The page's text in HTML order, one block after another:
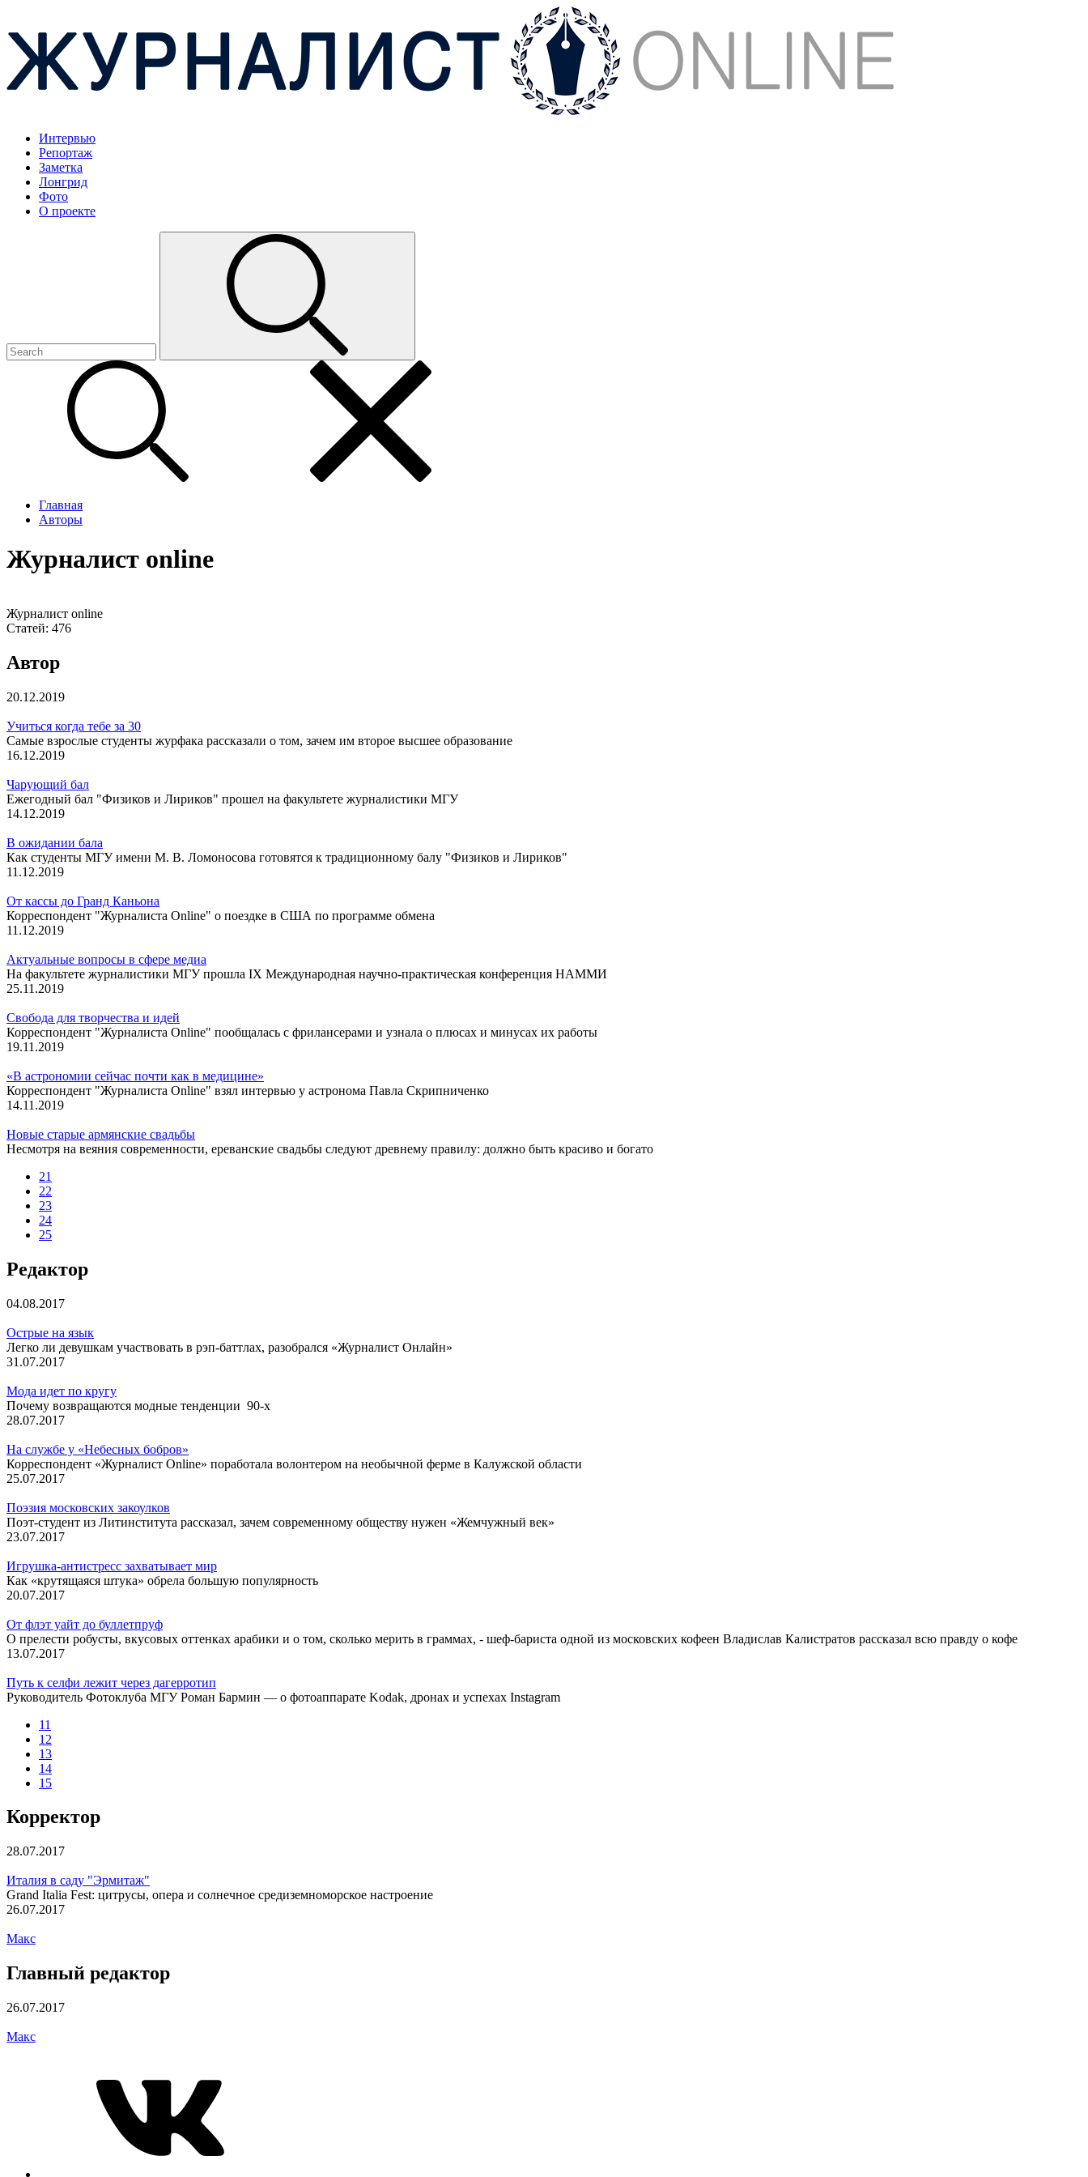
Интервью
Репортаж
Заметка
Лонгрид
Фото
О проекте
Главная
Авторы
Журналист online
Журналист online
Статей: 476
Автор
20.12.2019
Учиться когда тебе за 30
Самые взрослые студенты журфака рассказали о том, зачем им второе высшее образование
16.12.2019
Чарующий бал
Ежегодный бал "Физиков и Лириков" прошел на факультете журналистики МГУ
14.12.2019
В ожидании бала
Как студенты МГУ имени М. В. Ломоносова готовятся к традиционному балу "Физиков и Лириков"
11.12.2019
От кассы до Гранд Каньона
Корреспондент "Журналиста Online" о поездке в США по программе обмена
11.12.2019
Актуальные вопросы в сфере медиа
На факультете журналистики МГУ прошла IX Международная научно-практическая конференция НАММИ
25.11.2019
Свобода для творчества и идей
Корреспондент "Журналиста Online" пообщалась с фрилансерами и узнала о плюсах и минусах их работы
19.11.2019
«В астрономии сейчас почти как в медицине»
Корреспондент "Журналиста Online" взял интервью у астронома Павла Скрипниченко
14.11.2019
Новые старые армянские свадьбы
Несмотря на веяния современности, ереванские свадьбы следуют древнему правилу: должно быть красиво и богато
21
22
23
24
25
Редактор
04.08.2017
Острые на язык
Легко ли девушкам участвовать в рэп-баттлах, разобрался «Журналист Онлайн»
31.07.2017
Мода идет по кругу
Почему возвращаются модные тенденции 90-х
28.07.2017
На службе у «Небесных бобров»
Корреспондент «Журналист Online» поработала волонтером на необычной ферме в Калужской области
25.07.2017
Поэзия московских закоулков
Поэт-студент из Литинститута рассказал, зачем современному обществу нужен «Жемчужный век»
23.07.2017
Игрушка-антистресс захватывает мир
Как «крутящаяся штука» обрела большую популярность
20.07.2017
От флэт уайт до буллетпруф
О прелести робусты, вкусовых оттенках арабики и о том, сколько мерить в граммах, - шеф-бариста одной из московских кофеен Владислав Калистратов рассказал всю правду о кофе
13.07.2017
Путь к селфи лежит через дагерротип
Руководитель Фотоклуба МГУ Роман Бармин — о фотоаппарате Kodak, дронах и успехах Instagram
11
12
13
14
15
Корректор
28.07.2017
Италия в саду "Эрмитаж"
Grand Italia Fest: цитрусы, опера и солнечное средиземноморское настроение
26.07.2017
Макс
Главный редактор
26.07.2017
Макс